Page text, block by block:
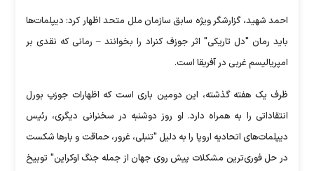
احمد شهید، گزارشگر ویژه سابق سازمان ملل متحد اظهار کرد: دیپلمات‌ها
باید رمان "دل تاریکی" اثر جوزف کنراد را بخوانند – رمانی که نقدی بر
امپریالیسم غربی در آفریقا است.
ظرف یک هفته گذشته، این دومین باری است که اظهارات جوزپ بورل
انتقاداتی را به همراه دارد. او روز دوشنبه در سخنرانی دیگری، رئیس
دیپلمات‌های اتحادیه اروپا را به دلیل "تنبلی، غرور، حماقت و بارها شکست‌
در حل فوری‌ترین مشکلات پیش روی جهان از جمله جنگ اوکراین" توبیخ